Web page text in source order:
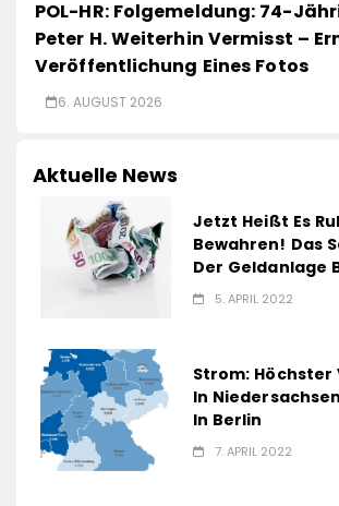
POL-HR: Folgemeldung: 74-
Peter H. Weiterhin Vermisst –
Veröffentlichung Eines Fotos
6. AUGUST 2026
Aktuelle News
Jetzt Heißt Es
Bewahren! Das
Der Geldanlage
5. APRIL 2022
Strom: Höchster
In
In Berlin
7. APRIL 2022